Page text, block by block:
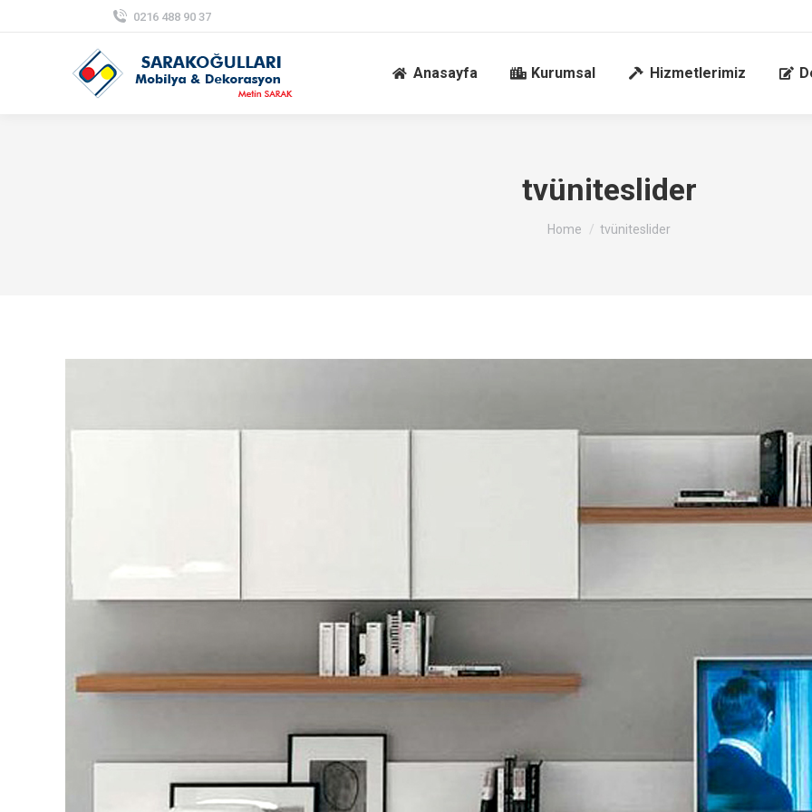
0216 488 90 37
Anasayfa Kurumsal Hizmetlerimiz
tvüniteslider
You are here:
Home tvüniteslider